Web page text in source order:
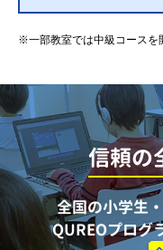
※一部教室では中級コースを
信頼の
全国の小学生
QUREOプログ